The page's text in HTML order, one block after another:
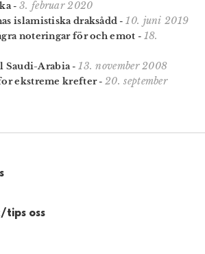
- 3. februar 2020
islamistiska draksådd -10. juni 2019
noteringar för och emot - 18.
Saudi-Arabia -13. november 2008
ekstreme krefter-20. september
tips oss